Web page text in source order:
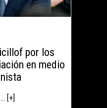
por los
en medio
[+]